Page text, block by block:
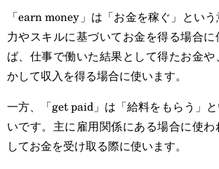
「earn money」は「お金を稼ぐ」とい
力やスキルに基づいてお金を得る場合に
ば、仕事で働いた結果として得たお金
かして収入を得る場合に使います。
一方、「get paid」は「給料をもらう」
いです。主に雇用関係にある場合に使わ
してお金を受け取る際に使います。